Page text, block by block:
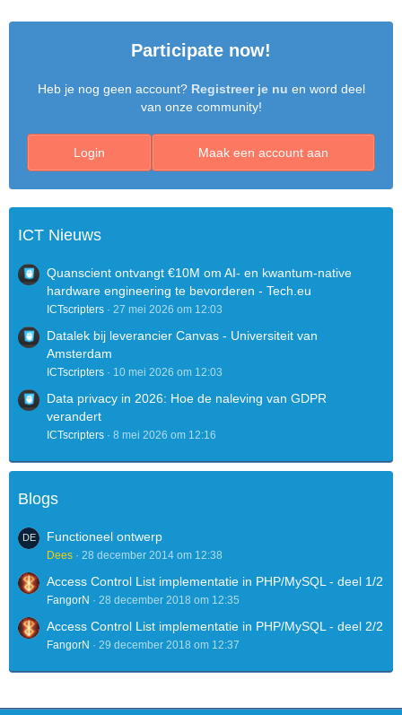
Participate now!
Heb je nog geen account? Registreer je nu en word deel
van onze community!
Maak een account aan
Login
ICT Nieuws
Quanscient ontvangt €10M om AI- en kwantum-native
hardware engineering te bevorderen - Tech.eu
ICTscripters 27 mei 2026 om 12:03
Datalek bij leverancier Canvas - Universiteit van
Amsterdam
ICTscripters 10 mei 2026 om 12:03
Data privacy in 2026: Hoe de naleving van GDPR
verandert
ICTscripters 8 mei 2026 om 12:16
Blogs
Functioneel ontwerp
Dees 28 december 2014 om 12:38
Access Control List implementatie in PHP/MySQL - deel 1/2
FangorN 28 december 2018 om 12:35
Access Control List implementatie in PHP/MySQL - deel 2/2
FangorN 29 december 2018 om 12:37